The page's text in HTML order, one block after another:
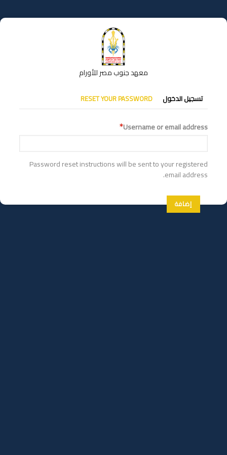
إلى
المحتوى
معهد جنوب مصر للأورام
التبويبات
الأساسية
تسجيل الدخول RESET YOUR PASSWORD
Username or email address
Password reset instructions will be sent to your registered
email address.